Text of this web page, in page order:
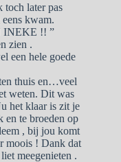
later pas
kwam.
INEKE !! ”
zien .
een hele goede
thuis en…veel
weten. Dit was
het klaar is zit je
en te broeden op
, bij jou komt
moois ! Dank dat
meegenieten .